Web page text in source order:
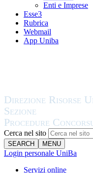
Enti e Imprese
Esse3
Rubrica
Webmail
App Uniba
Cerca nel sito
SEARCH MENU
Login personale UniBa
Servizi online